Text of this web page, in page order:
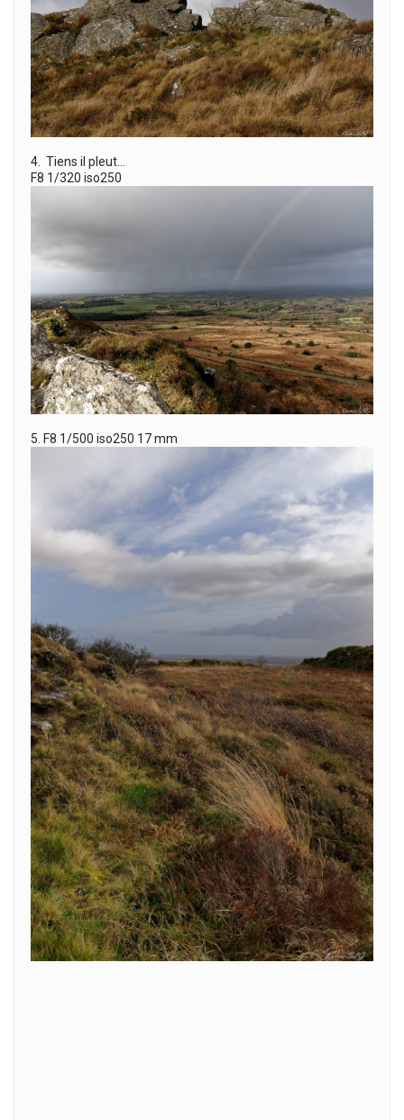
4. Tiens il pleut…
F8 1/320 iso250
5. F8 1/500 iso250 17 mm